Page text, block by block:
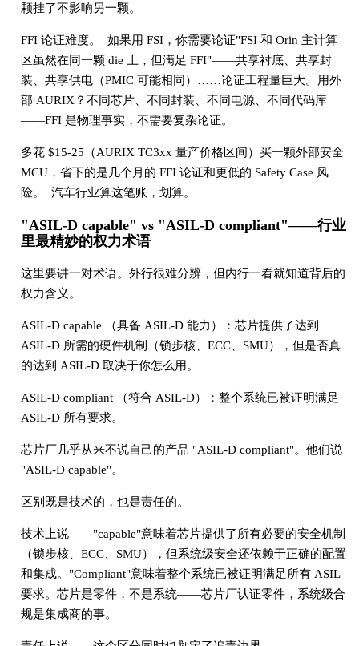
颗挂了不影响另一颗。
FFI 论证难度。 如果用 FSI，你需要论证"FSI 和 Orin 主计算
区虽然在同一颗 die 上，但满足 FFI"——共享衬底、共享封
装、共享供电（PMIC 可能相同）……论证工程量巨大。用外
部 AURIX？不同芯片、不同封装、不同电源、不同代码库
——FFI 是物理事实，不需要复杂论证。
多花 $15-25（AURIX TC3xx 量产价格区间）买一颗外部安全
MCU，省下的是几个月的 FFI 论证和更低的 Safety Case 风
险。 汽车行业算这笔账，划算。
"ASIL-D capable" vs "ASIL-D compliant"——行业
里最精妙的权力术语
这里要讲一对术语。外行很难分辨，但内行一看就知道背后的
权力含义。
ASIL-D capable （具备 ASIL-D 能力）：芯片提供了达到
ASIL-D 所需的硬件机制（锁步核、ECC、SMU），但是否真
的达到 ASIL-D 取决于你怎么用。
ASIL-D compliant （符合 ASIL-D）：整个系统已被证明满足
ASIL-D 所有要求。
芯片厂几乎从来不说自己的产品 "ASIL-D compliant"。他们说
"ASIL-D capable"。
区别既是技术的，也是责任的。
技术上说——"capable"意味着芯片提供了所有必要的安全机制
（锁步核、ECC、SMU），但系统级安全还依赖于正确的配置
和集成。"Compliant"意味着整个系统已被证明满足所有 ASIL
要求。芯片是零件，不是系统——芯片厂认证零件，系统级合
规是集成商的事。